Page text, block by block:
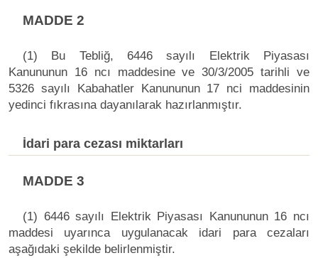
MADDE 2
(1) Bu Tebliğ, 6446 sayılı Elektrik Piyasası
Kanununun 16 ncı maddesine ve 30/3/2005 tarihli ve
5326 sayılı Kabahatler Kanununun 17 nci maddesinin
yedinci fıkrasına dayanılarak hazırlanmıştır.
İdari para cezası miktarları
MADDE 3
(1) 6446 sayılı Elektrik Piyasası Kanununun 16 ncı
maddesi uyarınca uygulanacak idari para cezaları
aşağıdaki şekilde belirlenmiştir.